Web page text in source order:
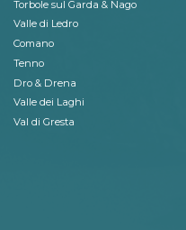
Torbole sul Garda & Nago
Valle di Ledro
Comano
Tenno
Dro & Drena
Valle dei Laghi
Val di Gresta